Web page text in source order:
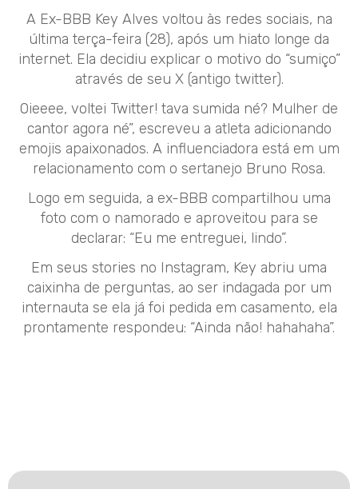
A Ex-BBB Key Alves voltou às redes sociais, na
última terça-feira (28), após um hiato longe da
internet. Ela decidiu explicar o motivo do “sumiço”
através de seu X (antigo twitter).
Oieeee, voltei Twitter! tava sumida né? Mulher de
cantor agora né”, escreveu a atleta adicionando
emojis apaixonados. A influenciadora está em um
relacionamento com o sertanejo Bruno Rosa.
Logo em seguida, a ex-BBB compartilhou uma
foto com o namorado e aproveitou para se
declarar: “Eu me entreguei, lindo”.
Em seus stories no Instagram, Key abriu uma
caixinha de perguntas, ao ser indagada por um
internauta se ela já foi pedida em casamento, ela
prontamente respondeu: “Ainda não! hahahaha”.